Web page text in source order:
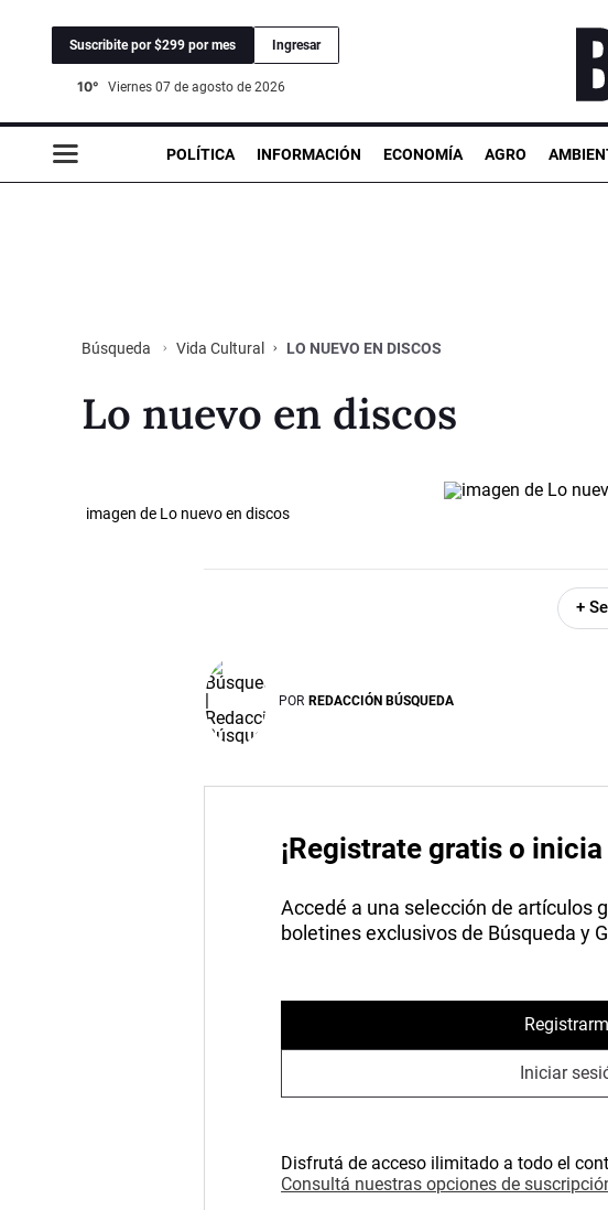
Suscribite por $299 por mes Ingresar
10° viernes 07 de agosto de 2026
POLÍTICA INFORMACIÓN ECONOMÍA AGRO
Búsqueda Vida Cultural LO NUEVO EN DISCOS
Lo nuevo en discos
imagen de Lo nuevo en discos
+
POR REDACCIÓN BÚSQUEDA
¡Registrate gratis o
Accedé a una selección de artículos
boletines exclusivos de Búsqueda y
Iniciar
Disfrutá de acceso ilimitado a todo el
Consultá nuestras opciones de